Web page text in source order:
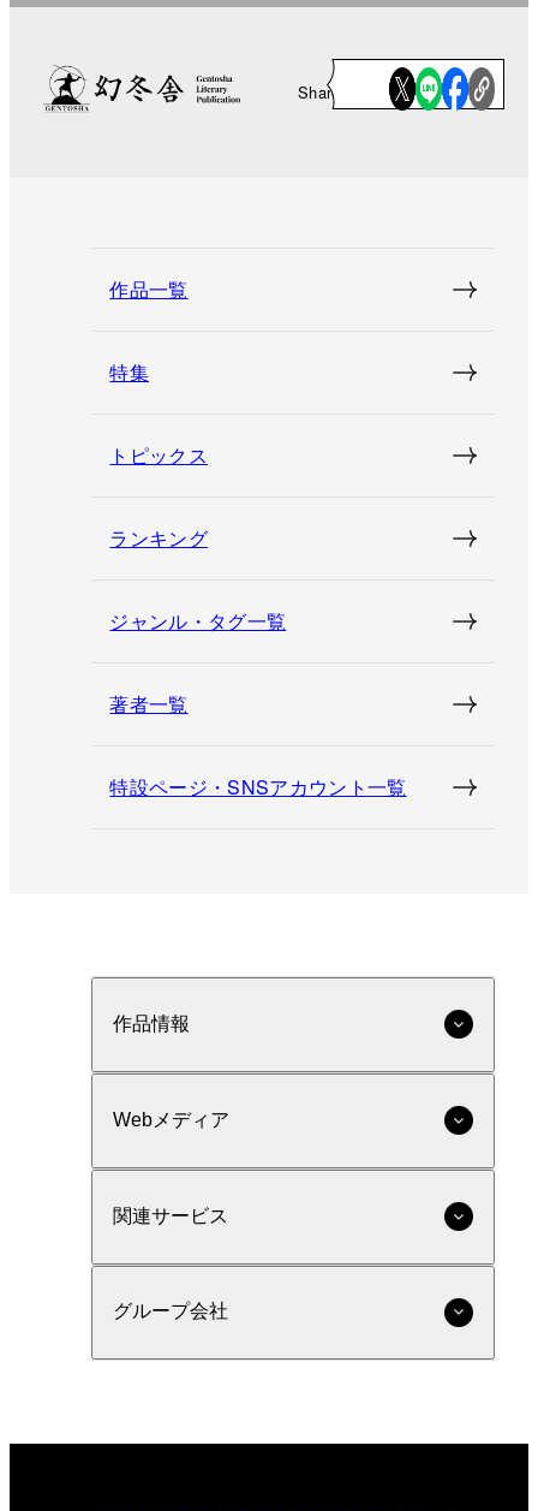
Share
作品一覧
特集
トピックス
ランキング
ジャンル・タグ一覧
著者一覧
特設ページ・SNSアカウント一覧
作品情報
Webメディア
関連サービス
グループ会社